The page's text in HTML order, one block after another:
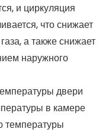
и циркуляция
что снижает
а также снижает
наружного
двери
в камере
температуры